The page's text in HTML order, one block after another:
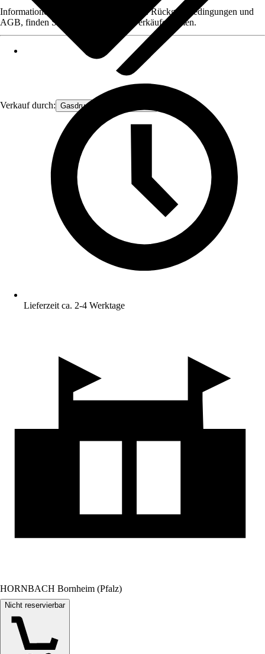
Verkauf durch: Gasdruckfeder Großhandel
Informationen des Verkäufers, wie z. B. Rückgabebedingungen und
AGB, finden Sie bei Klick auf den Verkäufernamen.
Lieferzeit ca. 2-4 Werktage
HORNBACH Bornheim (Pfalz)
Nicht reservierbar